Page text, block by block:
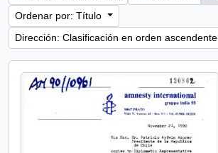
Ordenar por: Título
Dirección: Clasificación en orden ascendente